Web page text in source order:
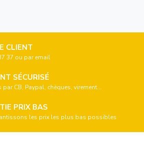
CLIENT
37 ou par email
SÉCURISÉ
par CB, Paypal, chèques, virement...
PRIX BAS
les prix les plus bas possibles